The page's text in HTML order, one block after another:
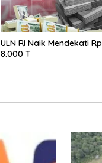
ULN RI Naik Mendekati Rp
8.000 T